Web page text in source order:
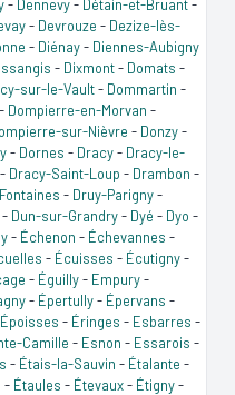
- Dennevy- Détain-et-Bruant-
- Devrouze - Dezize-lès-
- Diénay- Diennes-Aubigny
- Dixmont- Domats -
sur-le-Vault- Dommartin -
- Dompierre-en-Morvan -
sur-Nièvre - Donzy-
- Dornes - Dracy- Dracy-le-
- Dracy-Saint-Loup - Drambon -
- Druy-Parigny-
- Dun-sur-Grandry- Dyé - Dyo -
- Échenon - Échevannes -
- Écuisses - Écutigny-
- Éguilly- Empury-
- Épertully- Épervans -
Époisses - Éringes - Esbarres -
Camille - Esnon - Essarois -
- Étais-la-Sauvin - Étalante -
- Étaules - Étevaux- Étigny-